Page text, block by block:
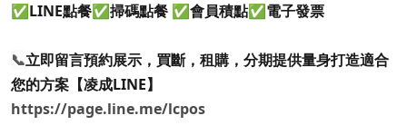
✅LINE點餐✅掃碼點餐 ✅會員積點✅電子發票
📞立即留言預約展示，買斷，租購，分期提供量身打造適合
您的方案【凌成LINE】
https://page.line.me/lcpos